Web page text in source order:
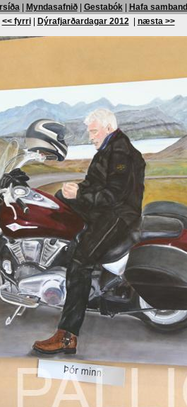
| Myndasafnið| Gestabók|
Hafa samband
<< fyrri| Dýrafjarðardagar 2012| næsta >>